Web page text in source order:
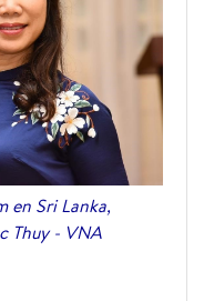
en Sri Lanka,
Thuy - VNA